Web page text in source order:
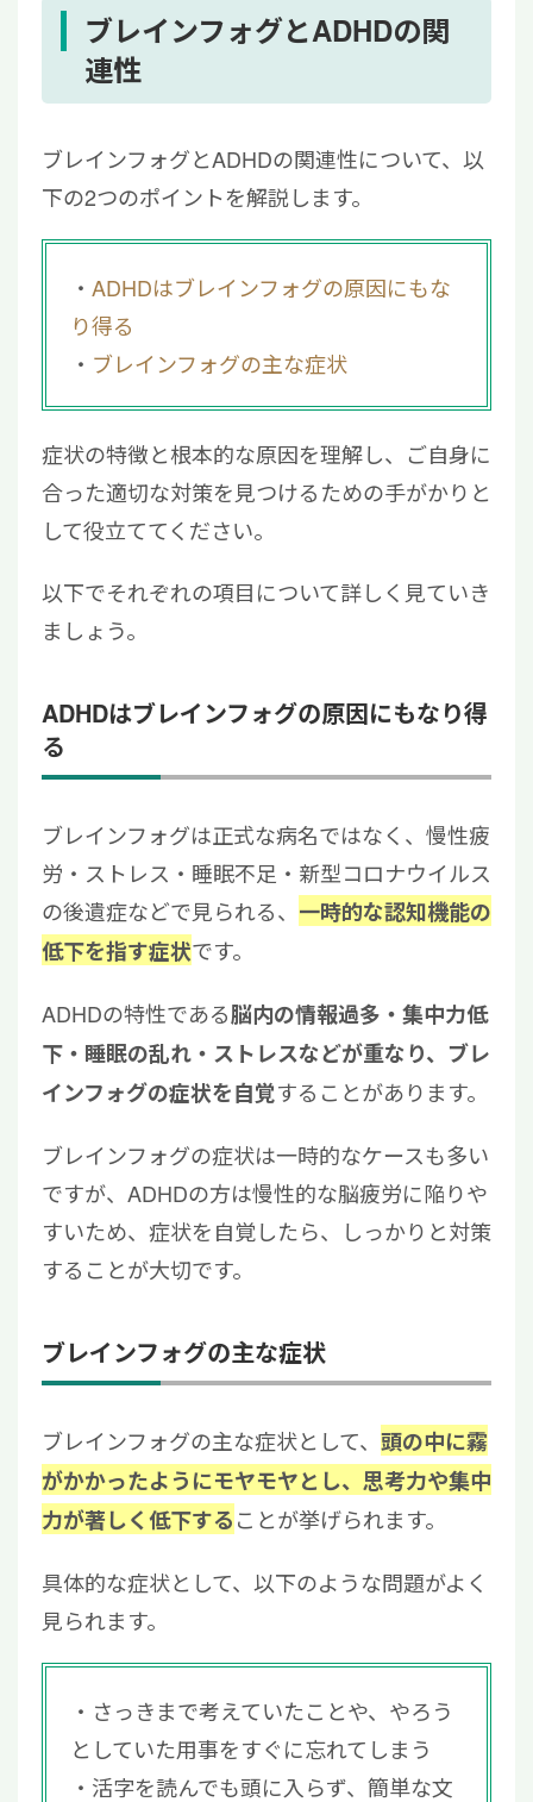
2.4栄養バランスの取れた食生活を送る
3 慢性的なブレインフォグには医療機関を受診
問
4.1ブレインフォグに効果的なサプリはあ
る？
4.2ADHDによる脳疲労を回復するには？
ADHDによるブレインフォグには「再生医
療」もご検討ください
ブレインフォグとADHDの関
連性
ブレインフォグとADHDの関連性について、以
下の2つのポイントを解説します。
ADHDはブレインフォグの原因にもな
り得る
ブレインフォグの主な症状
症状の特徴と根本的な原因を理解し、ご自身に
合った適切な対策を見つけるための手がかりと
して役立ててください。
以下でそれぞれの項目について詳しく見ていき
ましょう。
ADHDはブレインフォグの原因にもなり得
る
ブレインフォグは正式な病名ではなく、慢性疲
労・ストレス・睡眠不足・新型コロナウイルス
の後遺症などで見られる、 一時的な認知機能の
低下を指す症状です。
ADHDの特性である脳内の情報過多・集中力低
下・睡眠の乱れ・ストレスなどが重なり、ブレ
インフォグの症状を自覚することがあります。
ブレインフォグの症状は一時的なケースも多い
ですが、ADHDの方は慢性的な脳疲労に陥りや
すいため、症状を自覚したら、しっかりと対策
することが大切です。
ブレインフォグの主な症状
ブレインフォグの主な症状として、 頭の中に霧
がかかったようにモヤモヤとし、思考力や集中
力が著しく低下することが挙げられます。
具体的な症状として、以下のような問題がよく
見られます。
さっきまで考えていたことや、やろう
としていた用事をすぐに忘れてしまう
活字を読んでも頭に入らず、簡単な文